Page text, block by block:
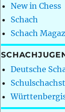
New in Chess
Schach
Schach
Deutsche